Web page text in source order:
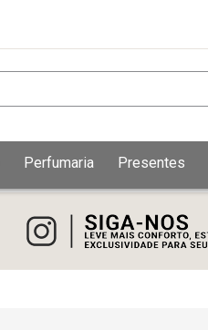
Perfumaria Presentes